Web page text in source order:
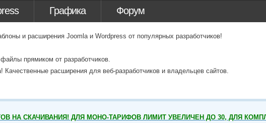
Графика Форум
и расширения Joomla и Wordpress от популярных разработчиков!
прямиком от разработчиков.
расширения для веб-разработчиков и владельцев сайтов.
НА СКАЧИВАНИЯ! ДЛЯ МОНО-ТАРИФОВ ЛИМИТ УВЕЛИЧЕН ДО 30, ДЛЯ